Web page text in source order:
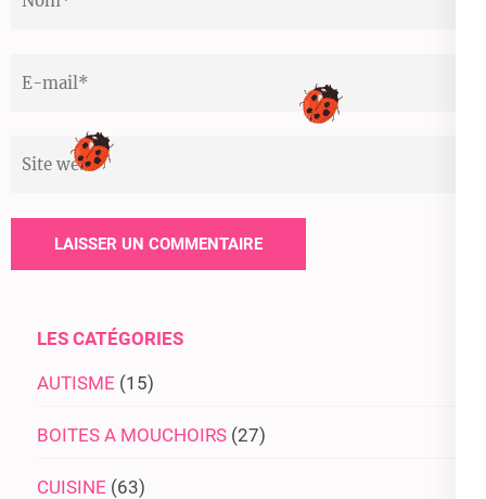
LES CATÉGORIES
AUTISME (15)
BOITES A MOUCHOIRS (27)
CUISINE (63)